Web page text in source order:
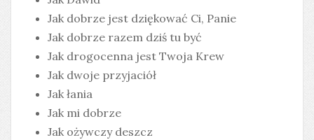
Jak dobrze jest dziękować Ci, Panie
Jak dobrze razem dziś tu być
Jak drogocenna jest Twoja Krew
Jak dwoje przyjaciół
Jak łania
Jak mi dobrze
Jak ożywczy deszcz